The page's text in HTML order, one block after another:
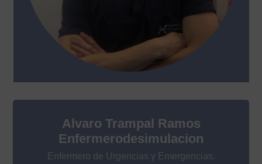
Alvaro Trampal Ramos
Enfermerodesimulacion
Enfermero de Urgencias y Emergencias.